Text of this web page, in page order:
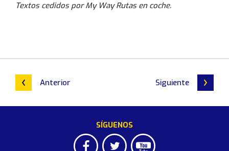
Textos cedidos por My Way Rutas en coche.
Anterior Siguiente
SÍGUENOS